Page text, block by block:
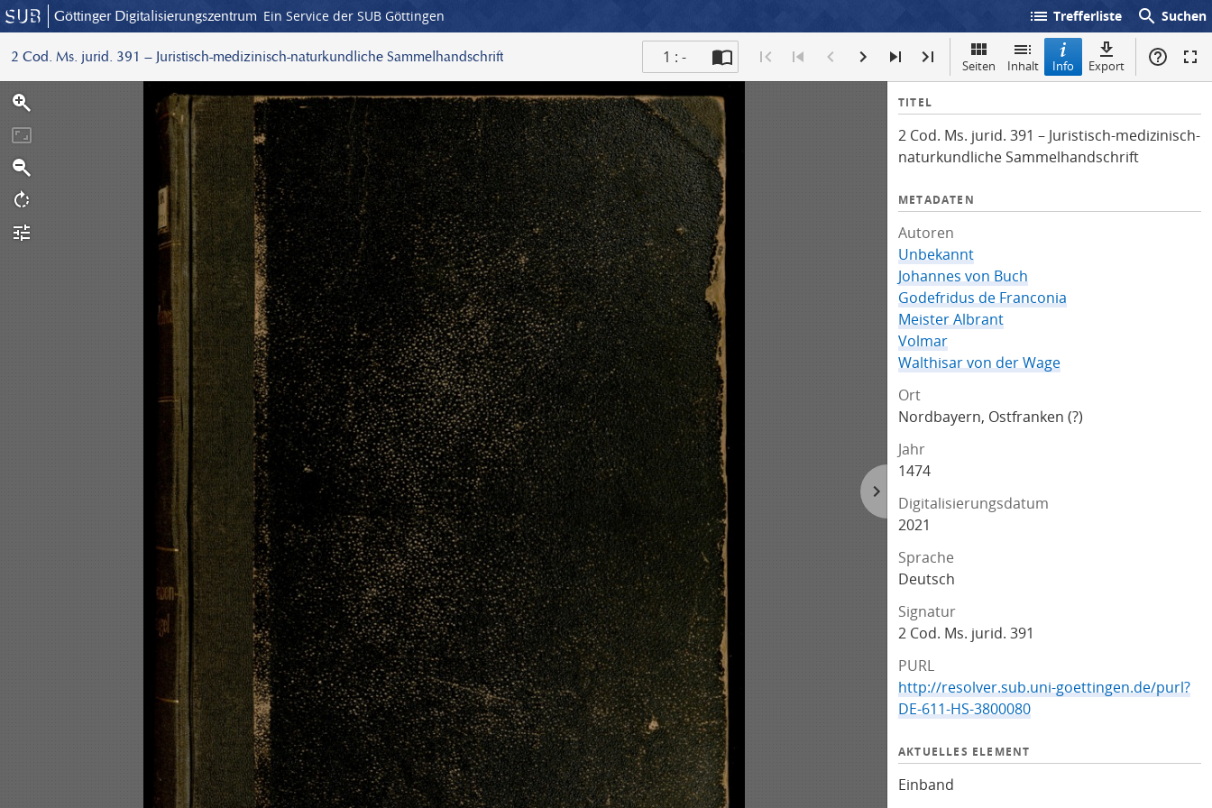
Göttinger Digitalisierungszentrum Ein Service der SUB Göttingen list Trefferliste search Suchen
2 Cod. Ms. jurid. 391 – Juristisch-medizinisch-naturkundliche Sammelhandschrift 1 : - Seiten Inhalt Info Export
I
f
o
TITEL
2 Cod. Ms. jurid. 391 – Juristisch-medizinisch-
naturkundliche Sammelhandschrift
METADATEN
Autoren
Unbekannt
Johannes von Buch
Godefridus de Franconia
Meister Albrant
Volmar
Walthisar von der Wage
Ort
Nordbayern, Ostfranken (?)
Jahr
1474
Digitalisierungsdatum
2021
Sprache
Deutsch
Signatur
2 Cod. Ms. jurid. 391
PURL
http://resolver.sub.uni-goettingen.de/purl?
DE-611-HS-3800080
AKTUELLES ELEMENT
Einband